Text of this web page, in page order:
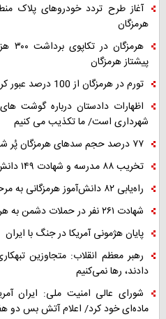
آغاز طرح تردد خودروهای پلاک
هرمزگان
پیشتاز هرمزگان
تورم در هرمزگان از 100 درصد عبور کرد
اظهارات دادستان درباره گوشت
شهرداری است/ ما تکذیب می کنیم
۷۷ درصد حجم سدهای هرمزگان پُر شد
تخریب ۸۸ مدرسه و شهادت ۱۴۹ دانش‌آموز و معلم هرمزگانی
راه‌یابی ۸۲ دانش‌آموز هرمزگانی به مرحله دوم المپیادهای علمی کشور
شهادت ۲۶۱ نفر در حملات دشمن به هرمزگان/ ۱۷۵ نفر زن و کودک
پایان هژمونی آمریکا در جنگ با ایران
رهبر معظم انقلاب: متجاوزین
دادند، رها نمی‌کنیم
ماده‌ای خود کرد/ اعلام آتش بس دو هفته ای از